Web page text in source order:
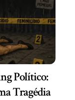
Político:
Tragédia